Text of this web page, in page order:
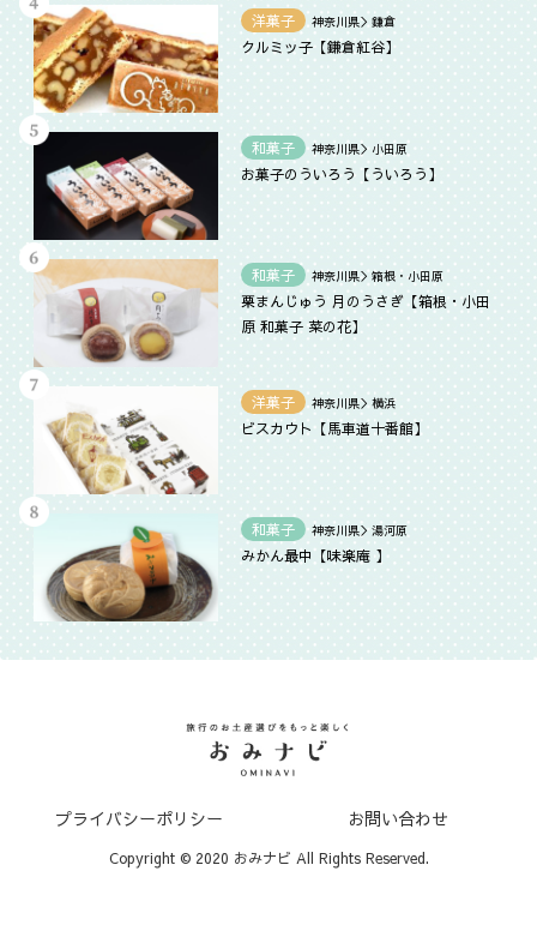
洋菓子 神奈川県＞鎌倉
クルミッ子【鎌倉紅谷】
和菓子 神奈川県＞小田原
お菓子のういろう【ういろう】
和菓子 神奈川県＞箱根・小田原
栗まんじゅう 月のうさぎ【箱根・小田
原 和菓子 菜の花】
洋菓子 神奈川県＞横浜
ビスカウト【馬車道十番館】
和菓子 神奈川県＞湯河原
みかん最中【味楽庵 】
プライバシーポリシー お問い合わせ
Copyright © 2020 おみナビ All Rights Reserved.